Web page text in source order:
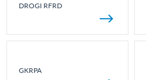
DROGI RFRD
GKRPA